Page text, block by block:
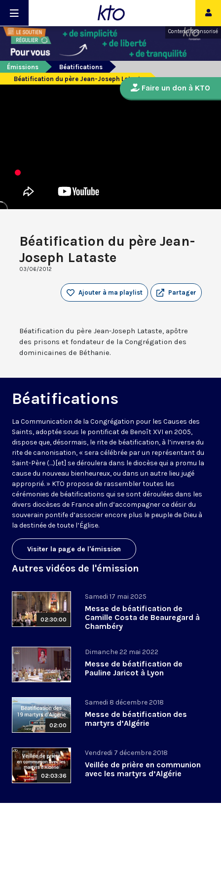
Contenu sponsorisé
Émissions
Béatifications
Béatification du père Jean-Joseph Lataste
Béatification du père Jean-
Joseph Lataste
03/06/2012
Partager
Ajouter à ma playlist
Béatification du père Jean-Joseph Lataste, apôtre
des prisons et fondateur de la Congrégation des
dominicaines de Béthanie.
Béatifications
La Communication de la Congrégation pour les Causes des
Saints, adoptée sous le pontificat de Benoît XVI en 2005,
dispose que, désormais, le rite de béatification, à l’inverse du
rite de canonisation, « sera célébrée par un représentant du
Saint-Père (…)[et] se déroulera dans le diocèse qui a promu la
cause du nouveau bienheureux, ou dans un autre lieu jugé
approprié. » KTO propose de rassembler toutes les
cérémonies de béatifications qui se sont déroulées dans les
divers diocèses de France afin d’accompagner ce désir du
souverain pontife d’associer encore plus le peuple de Dieu à
la destinée de toute l’Église.
Visiter la page de l'émission
Autres vidéos de l'émission
02:30:00
Samedi 17 mai 2025
Messe de béatification de
Camille Costa de Beauregard à
Chambéry
Dimanche 22 mai 2022
Messe de béatification de
Pauline Jaricot à Lyon
02:00
Samedi 8 décembre 2018
Messe de béatification des
martyrs d’Algérie
02:03:36
Vendredi 7 décembre 2018
Veillée de prière en communion
avec les martyrs d’Algérie
Faire un don à KTO